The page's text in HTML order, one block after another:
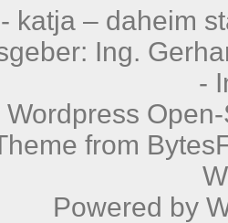
katja – daheim
Ing.
-
Wordpress
from
Powered by